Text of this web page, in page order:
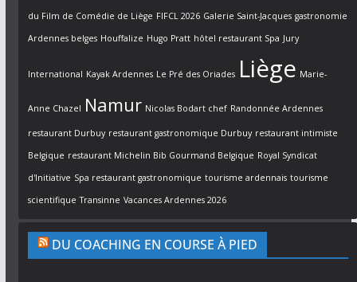
du Film de Comédie de Liège FIFCL 2026 Galerie Saint-Jacques gastronomie
Ardennes belges Houffalize Hugo Pratt hôtel restaurant Spa Jury
International Kayak Ardennes Le Pré des Oriades Liège Marie-
Anne Chazel Namur Nicolas Bodart chef Randonnée Ardennes
restaurant Durbuy restaurant gastronomique Durbuy restaurant intimiste
Belgique restaurant Michelin Bib Gourmand Belgique Royal Syndicat
d'Initiative Spa restaurant gastronomique tourisme ardennais tourisme
scientifique Transinne Vacances Ardennes 2026
DU COACHING EN COURSE À PIED